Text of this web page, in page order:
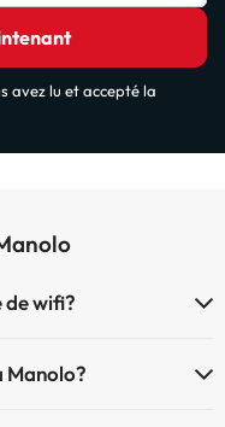
avez lu et accepté la
de wifi?
Manolo?